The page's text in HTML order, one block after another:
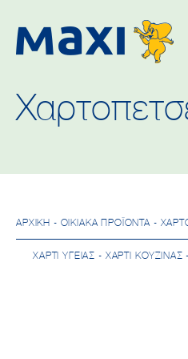
ΑΡΧΙΚΉ - ΟΙΚΙΑΚΆ ΠΡΟΪΌΝΤΑ -
ΧΑΡΤΊ ΥΓΕΊΑΣ - ΧΑΡΤΊ ΚΟΥΖΊΝΑΣ -